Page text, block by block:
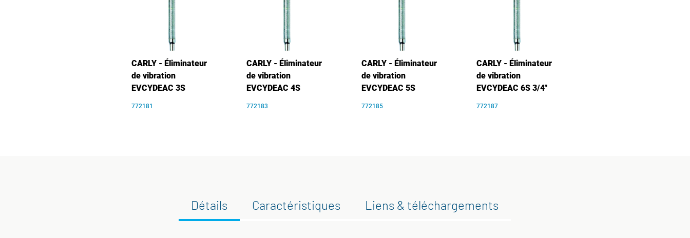
CARLY - Éliminateur
de vibration
EVCYDEAC 3S
772181
CARLY - Éliminateur
de vibration
EVCYDEAC 4S
772183
CARLY - Éliminateur
de vibration
EVCYDEAC 5S
772185
CARLY - Éliminateur
de vibration
EVCYDEAC 6S 3/4"
772187
Détails Caractéristiques Liens & téléchargements